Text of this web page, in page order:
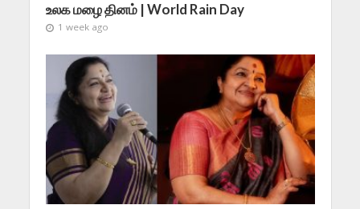
உலக மழை தினம் | World Rain Day
1 week ago